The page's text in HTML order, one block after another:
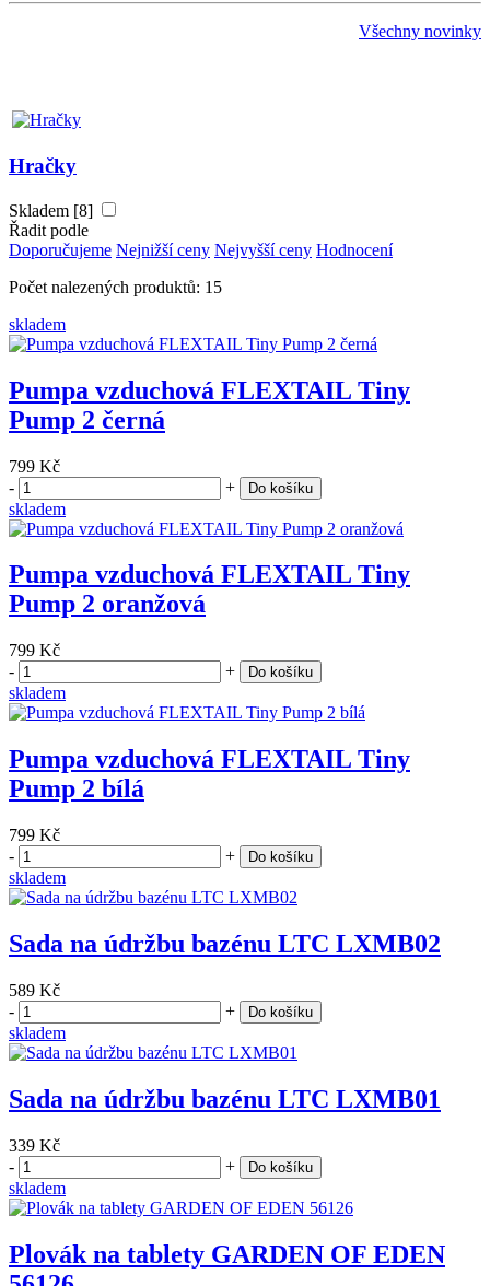
Všechny novinky
Hračky
Skladem [8]
Řadit podle
Doporučujeme Nejnižší ceny Nejvyšší ceny Hodnocení
Počet nalezených produktů: 15
skladem
Pumpa vzduchová FLEXTAIL Tiny
Pump 2 černá
799 Kč
-
+ Do košíku
skladem
Pumpa vzduchová FLEXTAIL Tiny
Pump 2 oranžová
799 Kč
-
+ Do košíku
skladem
Pumpa vzduchová FLEXTAIL Tiny
Pump 2 bílá
799 Kč
-
+ Do košíku
skladem
Sada na údržbu bazénu LTC LXMB02
589 Kč
-
+ Do košíku
skladem
Sada na údržbu bazénu LTC LXMB01
339 Kč
-
+ Do košíku
skladem
Plovák na tablety GARDEN OF EDEN